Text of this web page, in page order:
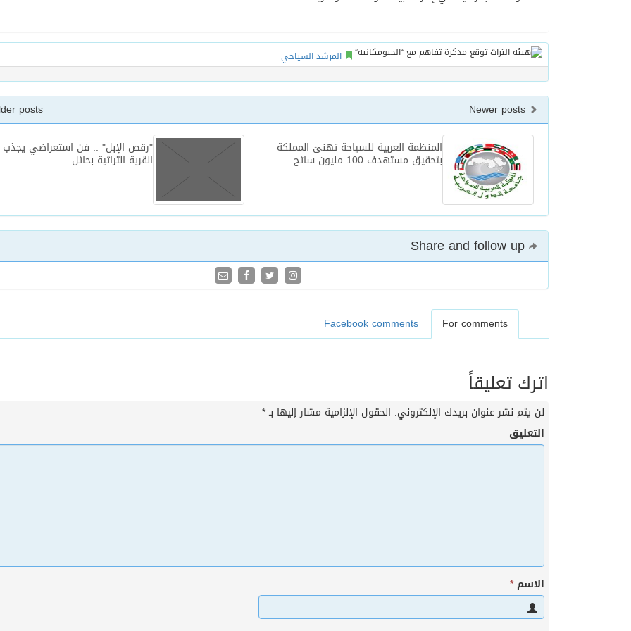
المرشد السياحي
posts
"رقص الإبل" .. فن استعراضي يجذب
القرية التراثية بحائل
المنظمة العربية للسياحة تهنئ المملكة
بتحقيق مستهدف 100 مليون سائح
For comments
Facebook comments
اترك تعليقاً
لن يتم نشر عنوان بريدك الإلكتروني. الحقول الإلزامية مشار إليها بـ*
التعليق
الاسم*